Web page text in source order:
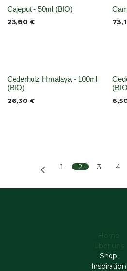
None
Cajeput - 50ml (BIO)
23,80 €
None
Cederholz Himalaya - 100ml
(BIO)
26,30 € 6,50
1 2 3 4
Home
Über uns
Shop
Inspiration